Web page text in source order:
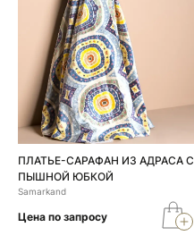
ПЛАТЬЕ-САРАФАН ИЗ АДРАСА С
ПЫШНОЙ ЮБКОЙ
Samarkand
Цена по запросу